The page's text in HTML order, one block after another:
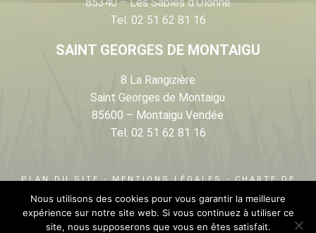
Tel. 02 51 62 81 16
SAINT GEORGES DE MONTAIGU
8 La Rangizière
Saint Georges de Montaigu
85600 – Montaigu Vendée
Tel. 02 51 62 81 16
PLAN DU SITE-MENTIONS LÉGALES-CHARTE DE
PROTECTION DES DONNÉES - RÉALISATION :INFO
CONCEPTION
Nous utilisons des cookies pour vous garantir la meilleure
expérience sur notre site web. Si vous continuez à utiliser ce
site, nous supposerons que vous en êtes satisfait.